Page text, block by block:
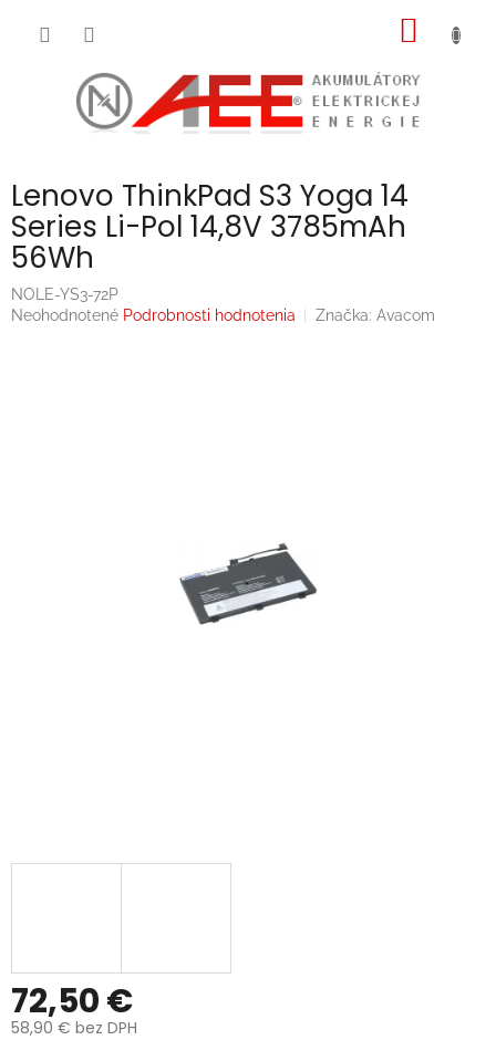
Lenovo ThinkPad S3 Yoga 14
Series Li-Pol 14,8V 3785mAh
56Wh
NOLE-YS3-72P
Priemerné
Neohodnotené Podrobnosti hodnotenia Značka: Avacom
72,50 €
58,90 € bez DPH